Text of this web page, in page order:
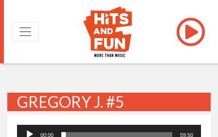
GREGORY J. #5
Lecteur
00:00 59:50